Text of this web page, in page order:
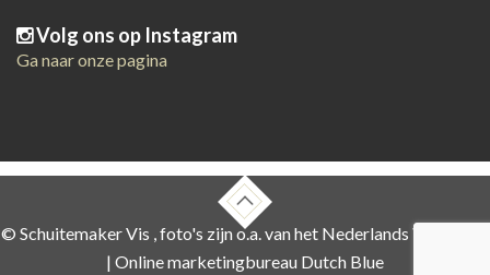
Volg ons op Instagram
Ga naar onze pagina
© Schuitemaker Vis , foto's zijn o.a. van het Nederlands Visbureau
| Online marketingbureau Dutch Blue